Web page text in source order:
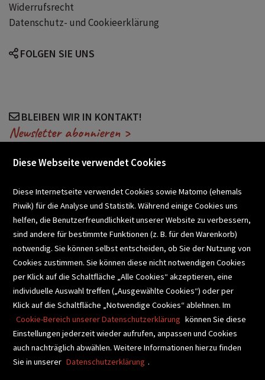
Widerrufsrecht
Datenschutz- und Cookieerklärung
FOLGEN SIE UNS
BLEIBEN WIR IN KONTAKT!
Newsletter abonnieren >
SCHULBUCHSERVICE
BUCHEMPFEHLUNGEN
BIBLIOTHEKSSERVICE
VIDEO-TIPPS
Diese Webseite verwendet Cookies
Diese Internetseite verwendet Cookies sowie Matomo (ehemals
Piwik) für die Analyse und Statistik. Während einige Cookies uns
helfen, die Benutzerfreundlichkeit unserer Website zu verbessern,
sind andere für bestimmte Funktionen (z. B. für den Warenkorb)
notwendig. Sie können selbst entscheiden, ob Sie der Nutzung von
Cookies zustimmen. Sie können diese nicht notwendigen Cookies
per Klick auf die Schaltfläche „Alle Cookies“ akzeptieren, eine
individuelle Auswahl treffen („Ausgewählte Cookies“) oder per
Klick auf die Schaltfläche „Notwendige Cookies“ ablehnen. Im
Cookie-Bereich unserer Datenschutzerklärung können Sie diese
Einstellungen jederzeit wieder aufrufen, anpassen und Cookies
auch nachträglich abwählen. Weitere Informationen hierzu finden
Sie in unserer Datenschutzerklärung .